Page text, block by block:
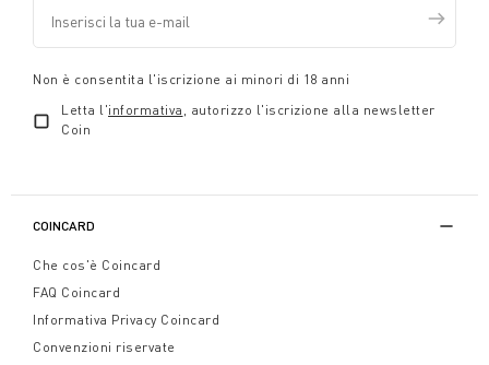
Non è consentita l'iscrizione ai minori di 18 anni
Letta l'informativa , autorizzo l'iscrizione alla newsletter
Coin
COINCARD
Che cos'è Coincard
FAQ Coincard
Informativa Privacy Coincard
Convenzioni riservate